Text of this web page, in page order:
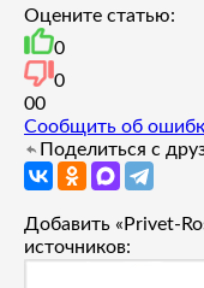
Оцените статью:
0
0
00
Сообщить об
Поделиться с
Добавить «Privet-
источников: